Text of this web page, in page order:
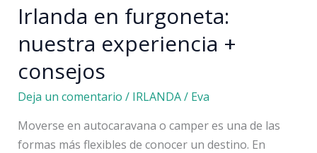
Irlanda en furgoneta:
nuestra experiencia +
consejos
Deja un comentario / IRLANDA/ Eva
Moverse en autocaravana o camper es una de las
formas más flexibles de conocer un destino. En